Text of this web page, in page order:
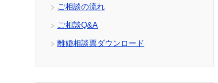
ご相談の流れ
ご相談Q&A
離婚相談票ダウンロード